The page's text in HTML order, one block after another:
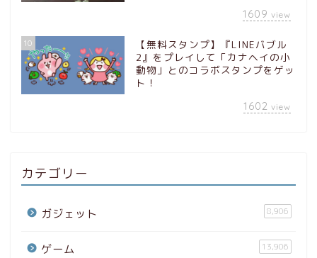
1609 view
10
【無料スタンプ】『LINEバブル
2』をプレイして「カナヘイの小
動物」とのコラボスタンプをゲッ
ト！
1602 view
カテゴリー
ガジェット 8,906
ゲーム 13,906